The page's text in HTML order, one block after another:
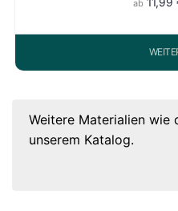
ab
Weitere Materialien wie
unserem Katalog.